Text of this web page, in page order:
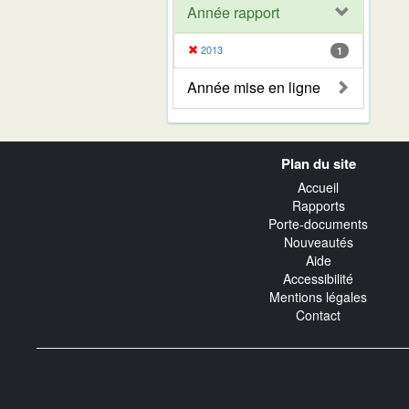
Année rapport
2013 1
Année mise en ligne
Plan du site
Accueil
Rapports
Porte-documents
Nouveautés
Aide
Accessibilité
Mentions légales
Contact